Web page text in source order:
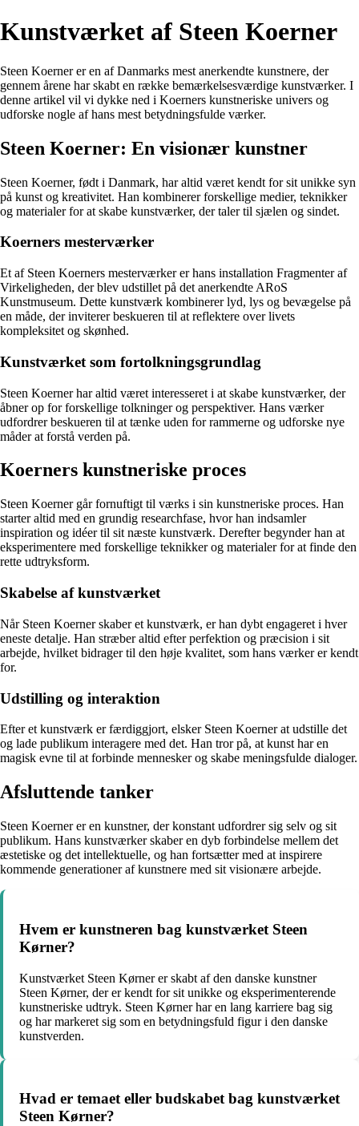
Kunstværket af Steen Koerner
Steen Koerner er en af Danmarks mest anerkendte kunstnere, der
gennem årene har skabt en række bemærkelsesværdige kunstværker. I
denne artikel vil vi dykke ned i Koerners kunstneriske univers og
udforske nogle af hans mest betydningsfulde værker.
Steen Koerner: En visionær kunstner
Steen Koerner, født i Danmark, har altid været kendt for sit unikke syn
på kunst og kreativitet. Han kombinerer forskellige medier, teknikker
og materialer for at skabe kunstværker, der taler til sjælen og sindet.
Koerners mesterværker
Et af Steen Koerners mesterværker er hans installation Fragmenter af
Virkeligheden, der blev udstillet på det anerkendte ARoS
Kunstmuseum. Dette kunstværk kombinerer lyd, lys og bevægelse på
en måde, der inviterer beskueren til at reflektere over livets
kompleksitet og skønhed.
Kunstværket som fortolkningsgrundlag
Steen Koerner har altid været interesseret i at skabe kunstværker, der
åbner op for forskellige tolkninger og perspektiver. Hans værker
udfordrer beskueren til at tænke uden for rammerne og udforske nye
måder at forstå verden på.
Koerners kunstneriske proces
Steen Koerner går fornuftigt til værks i sin kunstneriske proces. Han
starter altid med en grundig researchfase, hvor han indsamler
inspiration og idéer til sit næste kunstværk. Derefter begynder han at
eksperimentere med forskellige teknikker og materialer for at finde den
rette udtryksform.
Skabelse af kunstværket
Når Steen Koerner skaber et kunstværk, er han dybt engageret i hver
eneste detalje. Han stræber altid efter perfektion og præcision i sit
arbejde, hvilket bidrager til den høje kvalitet, som hans værker er kendt
for.
Udstilling og interaktion
Efter et kunstværk er færdiggjort, elsker Steen Koerner at udstille det
og lade publikum interagere med det. Han tror på, at kunst har en
magisk evne til at forbinde mennesker og skabe meningsfulde dialoger.
Afsluttende tanker
Steen Koerner er en kunstner, der konstant udfordrer sig selv og sit
publikum. Hans kunstværker skaber en dyb forbindelse mellem det
æstetiske og det intellektuelle, og han fortsætter med at inspirere
kommende generationer af kunstnere med sit visionære arbejde.
Hvem er kunstneren bag kunstværket Steen
Kørner?
Kunstværket Steen Kørner er skabt af den danske kunstner
Steen Kørner, der er kendt for sit unikke og eksperimenterende
kunstneriske udtryk. Steen Kørner har en lang karriere bag sig
og har markeret sig som en betydningsfuld figur i den danske
kunstverden.
Hvad er temaet eller budskabet bag kunstværket
Steen Kørner?